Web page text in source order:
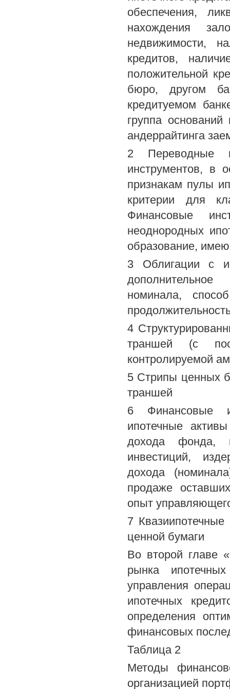
обеспечения,
нахождения
недвижимости,
кредитов,
положительной
бюро, другом
кредитуемом
группа
андеррайтинга
2 Переводные
инструментов, в
признакам пулы
критерии для
Финансовые
неоднородных
образование,
3 Облигации с
номинала,
4
траншей (с
контролируемой
5 Стрипы ценных
траншей
6 Финансовые
ипотечные
дохода фонда,
инвестиций,
дохода
продаже
опыт
7
ценной бумаги
Во второй главе
рынка
управления
ипотечных
определения
финансовых
Таблица 2
Методы
организацией